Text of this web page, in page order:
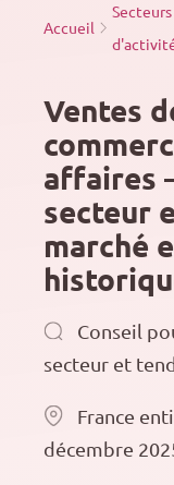
Accueil
Secteurs
Ventes
affaires
secteur
marché
Conseil
secteur et
France
décembre